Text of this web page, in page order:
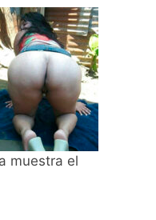
muestra el